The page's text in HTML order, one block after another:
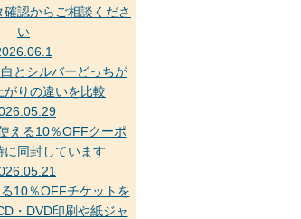
認からご相談くださ
い
とシルバーどっちが
がりの違いを比較
える10％OFFクーポ
に同封しています
10％OFFチケットを
・DVD印刷や紙ジャ